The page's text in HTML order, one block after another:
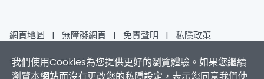
我們使用Cookies為您提供更好的瀏覽體驗。如果您繼續
網頁地圖 | 無障礙網頁 | 免責聲明 | 私隱政策
香港浸會大學 版權所有 © 2025